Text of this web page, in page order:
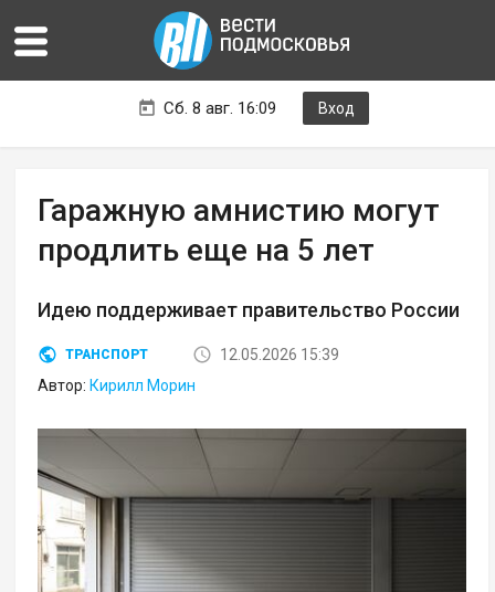
Сб. 8 авг. 16:09 Вход
Гаражную амнистию могут
продлить еще на 5 лет
Идею поддерживает правительство России
ТРАНСПОРТ
12.05.2026 15:39
Автор: Кирилл Морин